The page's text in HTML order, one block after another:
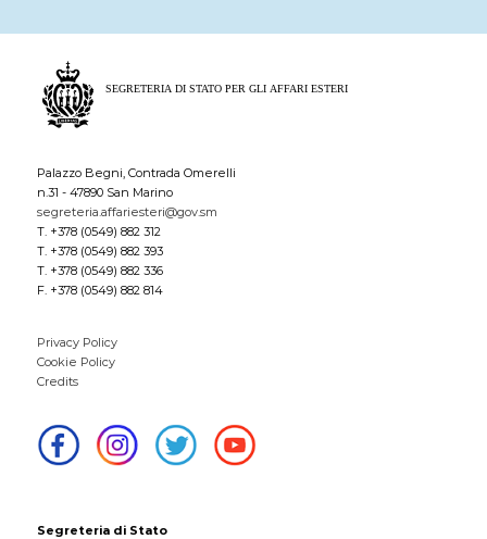
Palazzo Begni, Contrada Omerelli
n.31 - 47890 San Marino
segreteria.affariesteri@gov.sm
T. +378 (0549) 882 312
T. +378 (0549) 882 393
T. +378 (0549) 882 336
F. +378 (0549) 882 814
Privacy Policy
Cookie Policy
Credits
Segreteria di Stato